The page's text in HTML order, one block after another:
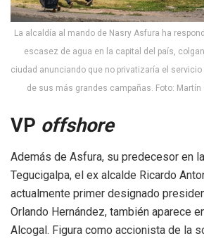
La alcaldía al mando de Nasry Asfura ha
escasez de agua en la capital del país,
ciudad anunciando que no privatizaría el
de sus más grandes campañas. Foto:
VP offshore
Además de Asfura, su predecesor en
Tegucigalpa, el ex alcalde Ricardo
actualmente primer designado
Orlando Hernández, también aparece
Alcogal. Figura como accionista de la